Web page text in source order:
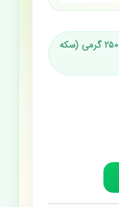
/ گز ۴۰٪ پسته آردی ۲۵۰ گرمی (سکه